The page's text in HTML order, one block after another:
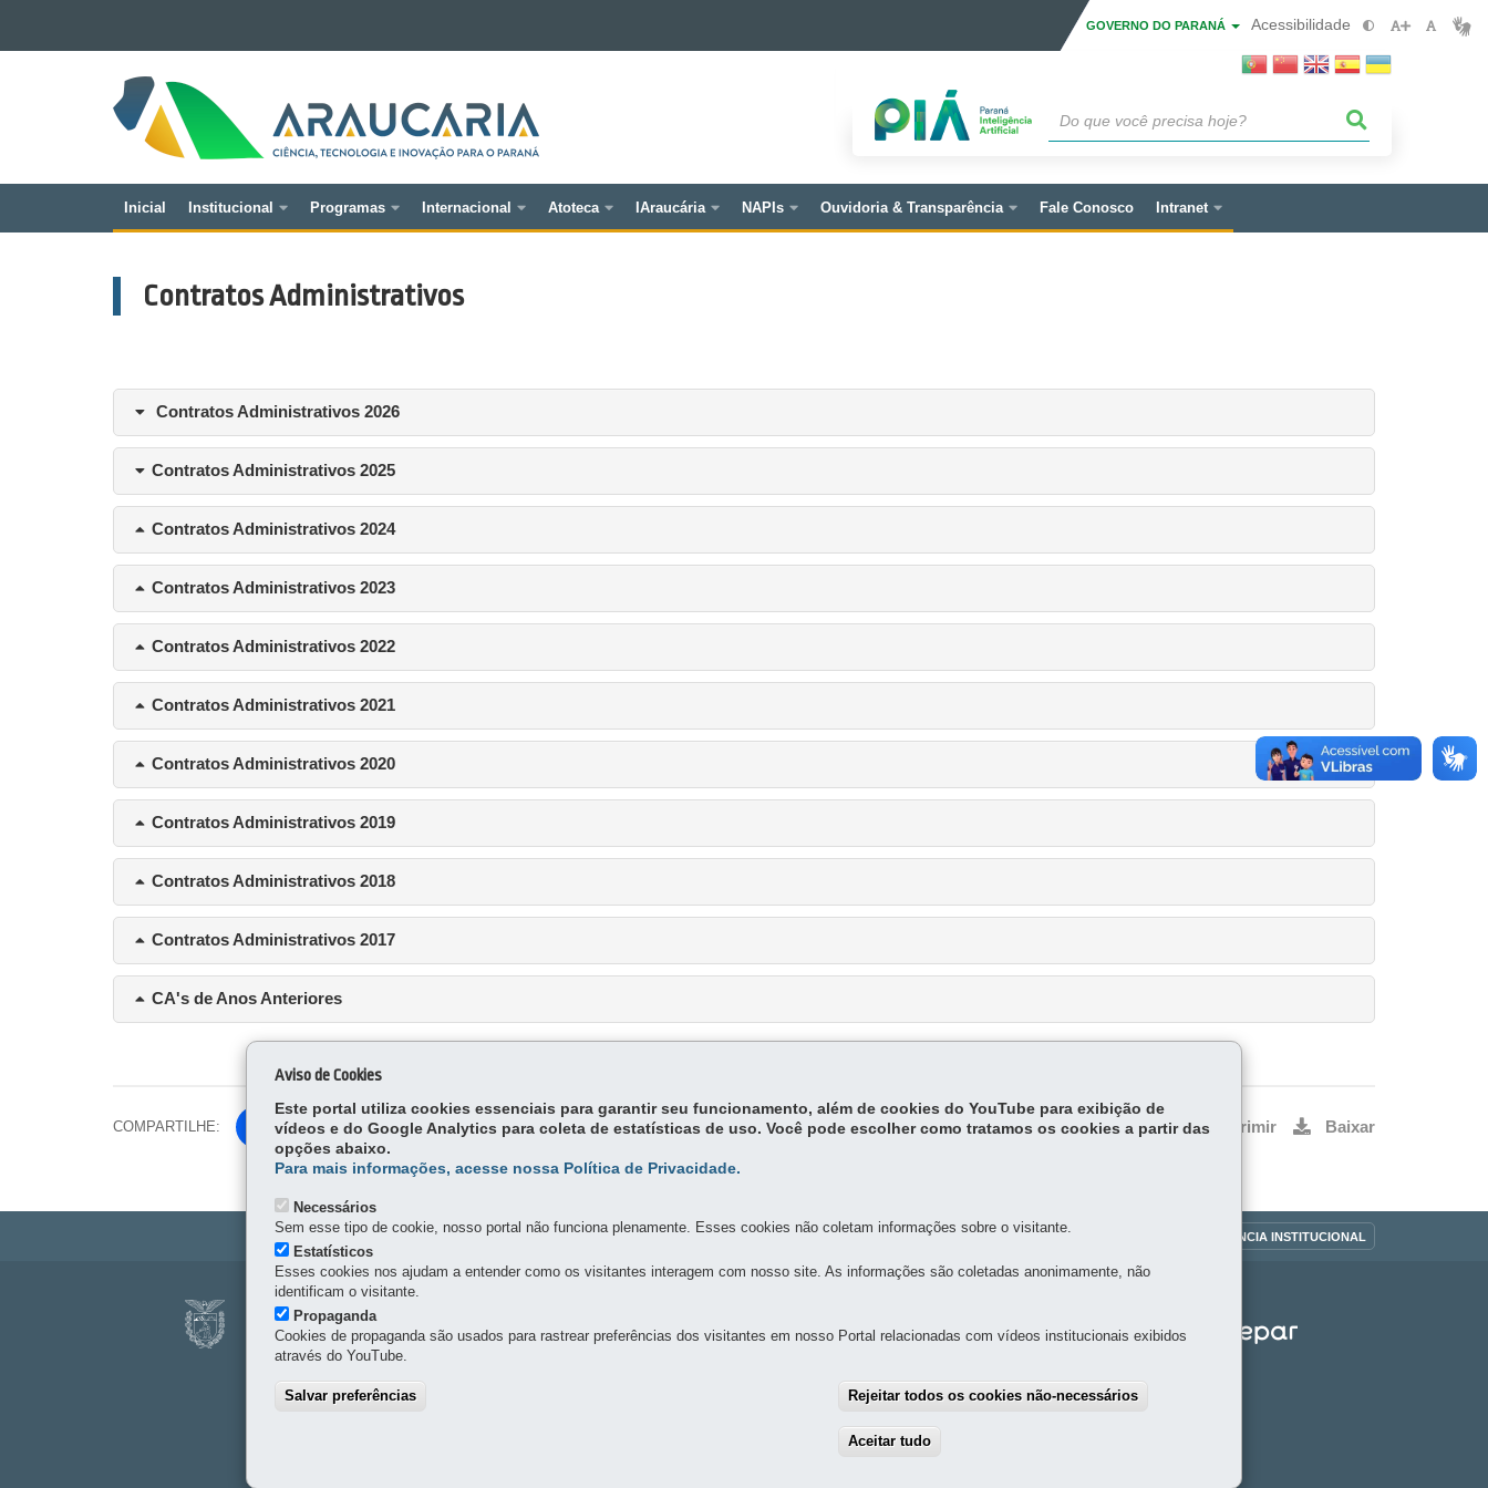
Ir para a navegação
Ir para a busca
GOVERNO DO PARANÁ Acessibilidade
FUNDAÇÃO
ARAUCÁRIA
Navegação
Inicial Institucional Programas Internacional Atoteca IAraucária NAPIs Ouvidoria & Transparência Fale Conosco Intranet
Contratos Administrativos
Contratos Administrativos 2026
Contratos Administrativos 2025
Contratos Administrativos 2024
Contratos Administrativos 2023
Contratos Administrativos 2022
Contratos Administrativos 2021
Contratos Administrativos 2020
Contratos Administrativos 2019
Contratos Administrativos 2018
Contratos Administrativos 2017
CA's de Anos Anteriores
COMPARTILHE:
Fa
ce
ok
Tw
er
Voltar Início Imprimir Baixar
MAPA DO SITE DENUNCIE CORRUPÇÃO OUVIDORIA TRANSPARÊNCIA INSTITUCIONAL
Navegação
principal
FUNDAÇÃO ARAUCÁRIA
Av. Comendador Franco, 1341 - Jardim Botânico -80215-090-Curitiba- PR MAPA
Aviso de Cookies
Este portal utiliza cookies essenciais para garantir seu funcionamento, além de cookies do YouTube para exibição de
vídeos e do Google Analytics para coleta de estatísticas de uso. Você pode escolher como tratamos os cookies a partir das
opções abaixo.
Para mais informações, acesse nossa Política de Privacidade.
Necessários
Sem esse tipo de cookie, nosso portal não funciona plenamente. Esses cookies não coletam informações sobre o visitante.
Estatísticos
Esses cookies nos ajudam a entender como os visitantes interagem com nosso site. As informações são coletadas anonimamente, não
identificam o visitante.
Propaganda
Cookies de propaganda são usados para rastrear preferências dos visitantes em nosso Portal relacionadas com vídeos institucionais exibidos
através do YouTube.
Salvar preferências Rejeitar todos os cookies não-necessários
Aceitar tudo